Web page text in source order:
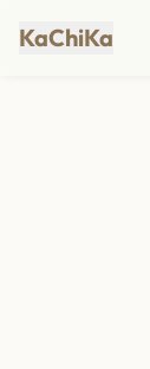
KaChiKa